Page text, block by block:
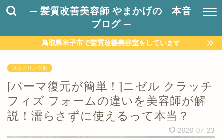
─ 髪質改善美容師 やまかげの 本音
ブログ ─
鳥取県米子市で髪質改善美容室をしています
スタイリング剤
[パーマ復元が簡単！]ニゼル クラッチ
フィズ フォームの違いを美容師が解
説！濡らさずに使えるって本当？
2020-07-23